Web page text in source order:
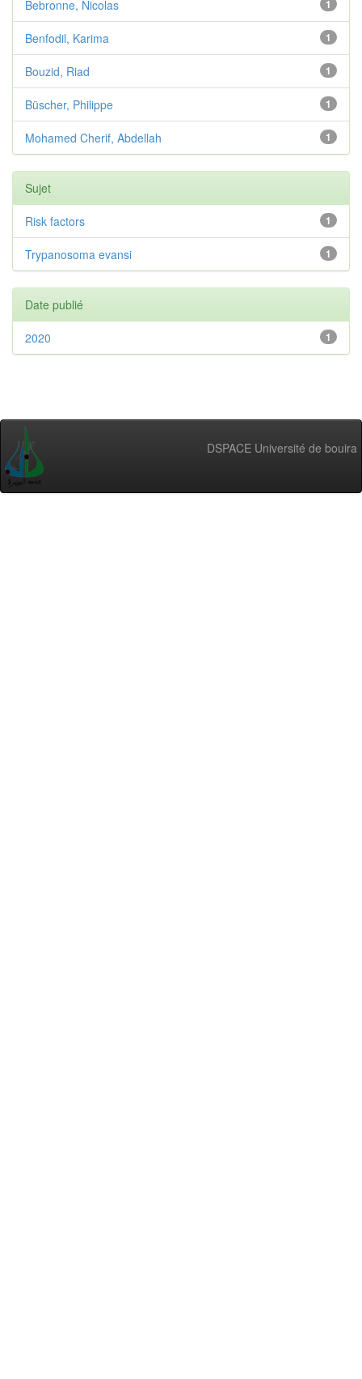
1
Bebronne, Nicolas
1
Benfodil, Karima
1
Bouzid, Riad
1
Büscher, Philippe
1
Mohamed Cherif, Abdellah
Sujet
1
Risk factors
1
Trypanosoma evansi
Date publié
1
2020
DSPACE Université de bouira